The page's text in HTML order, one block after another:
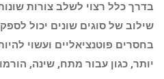
בדרך כלל רצוי לשלב צורות
שילוב של סוגים שונים יכול
בחסרים פוטנציאליים ועשוי
יותר, כגון עבור מתח, שינה,